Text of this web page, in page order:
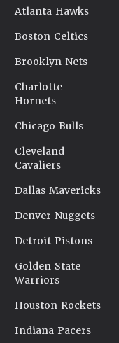
Atlanta Hawks
Boston Celtics
Brooklyn Nets
Charlotte
Hornets
Chicago Bulls
Cleveland
Cavaliers
Dallas Mavericks
Denver Nuggets
Detroit Pistons
Golden State
Warriors
Houston Rockets
Indiana Pacers